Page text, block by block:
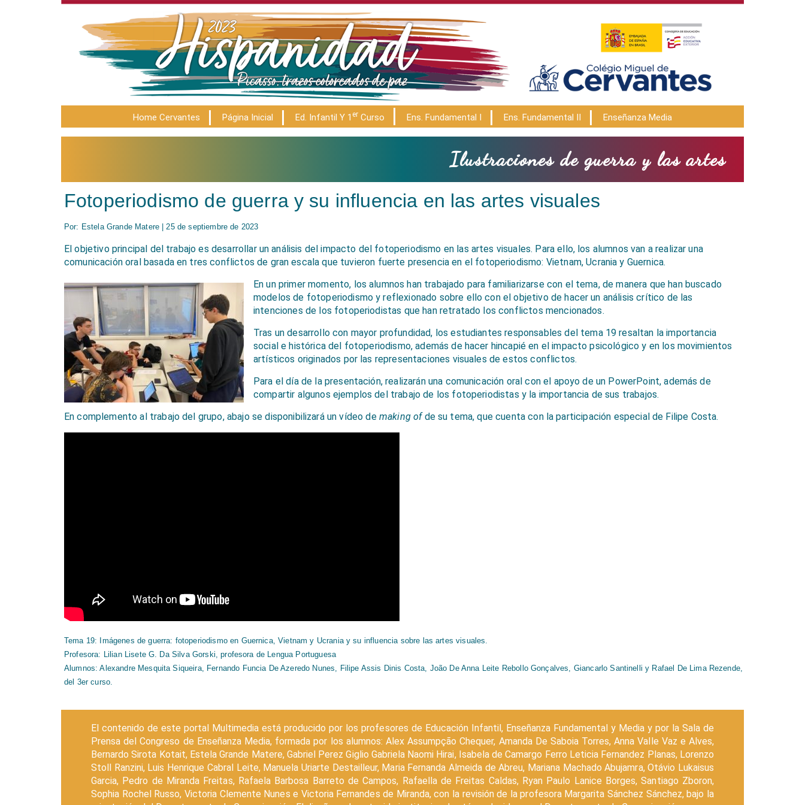
Home Cervantes Página Inicial Ed. Infantil Y 1 Er Curso Ens. Fundamental I Ens. Fundamental II Enseñanza Media
Ilustraciones de guerra y las artes
Fotoperiodismo de guerra y su influencia en las artes visuales
Por: Estela Grande Matere | 25 de septiembre de 2023
El objetivo principal del trabajo es desarrollar un análisis del impacto del fotoperiodismo en las artes visuales. Para ello, los alumnos van a realizar una
comunicación oral basada en tres conflictos de gran escala que tuvieron fuerte presenciaen el fotoperiodismo: Vietnam, Ucrania y Guernica.
En un primer momento, los alumnos han trabajado para familiarizarse con el tema, de manera que han buscado
modelos de fotoperiodismo y reflexionado sobre ello con el objetivo de hacer un análisis crítico de las
intenciones de los fotoperiodistas que han retratado los conflictos mencionados.
Tras un desarrollo con mayor profundidad, los estudiantes responsablesdel tema 19 resaltan la importancia
social e histórica del fotoperiodismo, además de hacer hincapié en el impacto psicológico y en los movimientos
artísticos originados por las representaciones visuales de estos conflictos.
Para el día de la presentación,realizarán una comunicación oral con el apoyo de un PowerPoint, además de
compartir algunos ejemplos del trabajo de los fotoperiodistas y la importancia de sus trabajos.
En complemento al trabajo del grupo, abajo sedisponibilizaráun vídeo de makingofde su tema, que cuenta con la participación especial de Filipe Costa.
Tema 19: Imágenes de guerra: fotoperiodismo en Guernica, Vietnam y Ucrania y su influencia sobre las artes visuales.
Profesora: Lilian Lisete G. Da Silva Gorski, profesora de Lengua Portuguesa
Alumnos: Alexandre Mesquita Siqueira, Fernando Funcia De Azeredo Nunes, Filipe Assis Dinis Costa, João De Anna Leite Rebollo Gonçalves, Giancarlo Santinelli y Rafael De Lima Rezende,
del 3er curso.
El contenido de este portal Multimedia está producido por los profesores de Educación Infantil, Enseñanza Fundamental y Media y por la Sala de
Prensa del Congreso de Enseñanza Media, formada por los alumnos: Alex Assumpção Chequer, Amanda De Saboia Torres, Anna Valle Vaz e Alves,
Bernardo Sirota Kotait, Estela Grande Matere, Gabriel Perez Giglio Gabriela Naomi Hirai, Isabela de Camargo Ferro Leticia Fernandez Planas, Lorenzo
Stoll Ranzini, Luis Henrique Cabral Leite, Manuela Uriarte Destailleur, Maria Fernanda Almeida de Abreu, Mariana Machado Abujamra, Otávio Lukaisus
Garcia, Pedro de Miranda Freitas, Rafaela Barbosa Barreto de Campos, Rafaella de Freitas Caldas, Ryan Paulo Lanice Borges, Santiago Zboron,
Sophia Rochel Russo, Victoria Clemente Nunes e Victoria Fernandes de Miranda, con la revisión de la profesora Margarita Sánchez Sánchez, bajo la